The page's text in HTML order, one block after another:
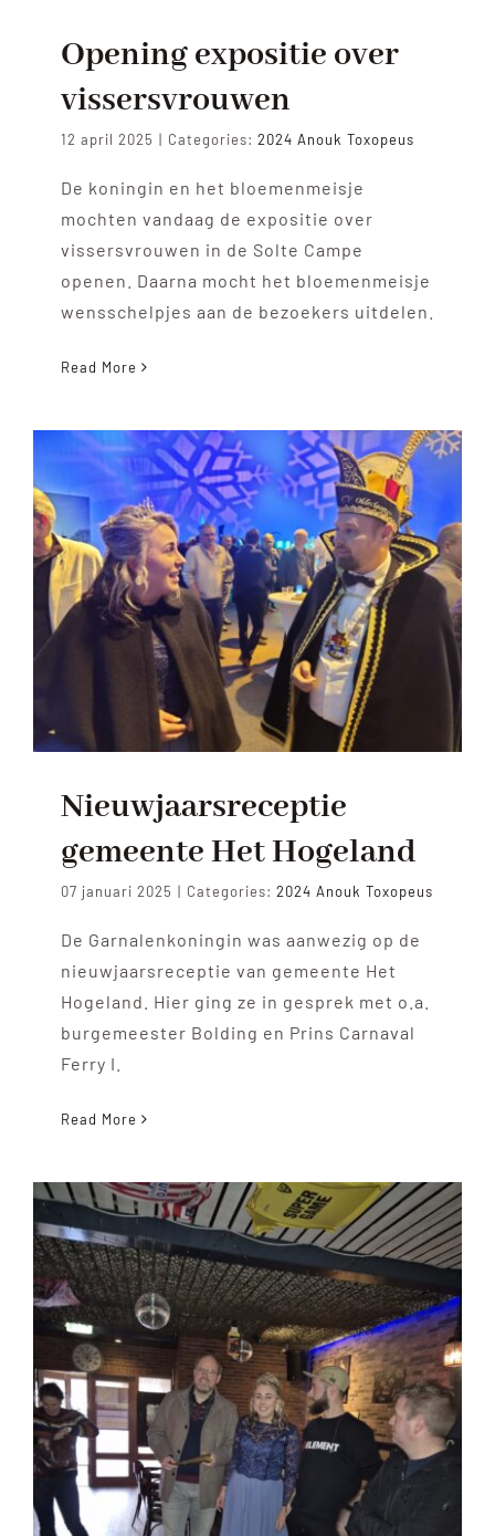
Opening expositie over
vissersvrouwen
12 april 2025 | Categories: 2024 Anouk Toxopeus
De koningin en het bloemenmeisje
mochten vandaag de expositie over
vissersvrouwen in de Solte Campe
openen. Daarna mocht het bloemenmeisje
wensschelpjes aan de bezoekers uitdelen.
Read More
Nieuwjaarsreceptie
gemeente Het Hogeland
07 januari 2025 | Categories: 2024 Anouk Toxopeus
De Garnalenkoningin was aanwezig op de
nieuwjaarsreceptie van gemeente Het
Hogeland. Hier ging ze in gesprek met o.a.
burgemeester Bolding en Prins Carnaval
Ferry I.
Read More